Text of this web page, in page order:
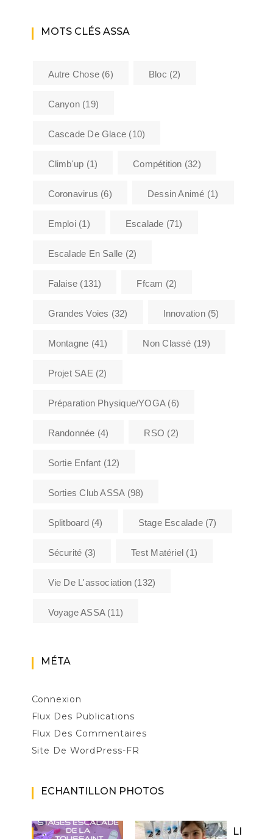
MOTS CLÉS ASSA
Autre Chose(6) Bloc (2)
Canyon(19)
Cascade De Glace (10)
Climb'up (1) Compétition (32)
Coronavirus (6) Dessin Animé (1)
Emploi(1) Escalade (71)
Escalade En Salle (2)
Falaise (131) Ffcam (2)
Grandes Voies (32) Innovation(5)
Montagne (41) Non Classé (19)
Projet SAE (2)
Préparation Physique/YOGA(6)
Randonnée (4) RSO (2)
Sortie Enfant (12)
Sorties Club ASSA(98)
Splitboard(4) Stage Escalade(7)
Sécurité (3) Test Matériel (1)
Vie De L'association (132)
Voyage ASSA(11)
MÉTA
Connexion
Flux Des Publications
Flux Des Commentaires
Site De WordPress-FR
ECHANTILLON PHOTOS
LI